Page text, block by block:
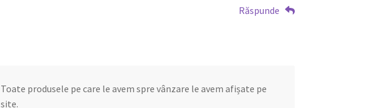
Răspunde
Toate produsele pe care le avem spre vânzare le avem afișate pe
site.